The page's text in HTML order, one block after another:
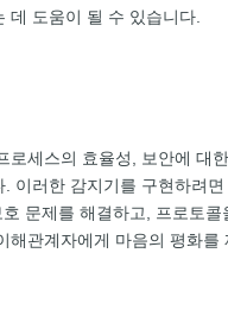
도움이 될 수 있습니다.
세스의 효율성, 보안에 대
러한 감지기를 구현하려
문제를 해결하고, 프로토
관계자에게 마음의 평화